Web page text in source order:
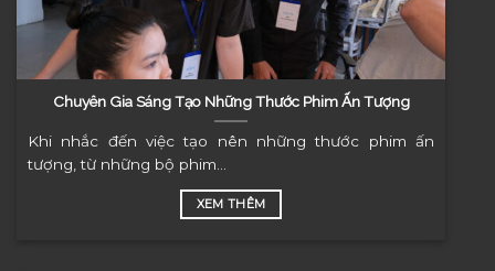
Chuyên Gia Sáng Tạo Những Thước Phim Ấn Tượng
Khi nhắc đến việc tạo nên những thước phim ấn
tượng, từ những bộ phim...
XEM THÊM